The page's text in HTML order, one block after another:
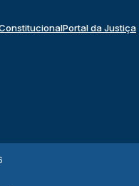
Portal da Justiça